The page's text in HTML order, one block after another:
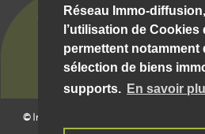
Réseau Immo-
l’utilisation de
permettent notamment
sélection de biens
supports. En savoir
© Immo-Diffusion Ciry-salsogne